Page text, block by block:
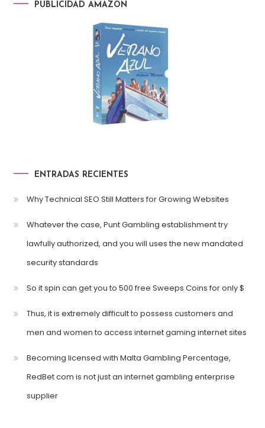
PUBLICIDAD AMAZON
ENTRADAS RECIENTES
Why Technical SEO Still Matters for Growing Websites
Whatever the case, Punt Gambling establishment try
lawfully authorized, and you will uses the new mandated
security standards
So it spin can get you to 500 free Sweeps Coins for only $
Thus, it is extremely difficult to possess customers and
men and women to access internet gaming internet sites
Becoming licensed with Malta Gambling Percentage,
RedBet com is not just an internet gambling enterprise
supplier